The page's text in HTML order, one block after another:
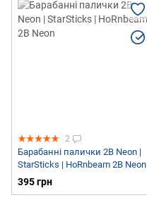
2
Барабанні палички 2B Neon |
StarSticks | HoRnbeam 2B Neon
395 грн